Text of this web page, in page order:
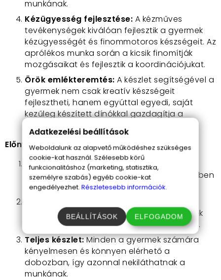
munkának.
Kézügyesség fejlesztése: A kézműves
tevékenységek kiválóan fejlesztik a gyermek
kézügyességét és finommotoros készségeit. Az
aprólékos munka során a kicsik finomítják
mozgásaikat és fejlesztik a koordinációjukat.
Örök emlékteremtés: A készlet segítségével a
gyermek nem csak kreatív készségeit
fejlesztheti, hanem egyúttal egyedi, saját
kezűleg készített dínókkal gazdagítja a
játékgyűjteményét.
Előnyök:
Kreatív szórakozás:A gyermek órákon
keresztül élvezheti a kreatív alkotást, miközben
saját őslány világát hozza létre.
tevékenységek kiválóan fejlesztik a gyermek
finommotoros képességeit és kreativitását.
Teljes készlet:Minden a gyermek számára
kényelmesen és könnyen elérhető a
dobozban, így azonnal nekiláthatnak a
munkának.
Adatkezelési beállítások
Weboldalunk az alapvető működéshez szükséges
cookie-kat használ. Szélesebb körű
funkcionalitáshoz (marketing, statisztika,
személyre szabás) egyéb cookie-kat
engedélyezhet. Részletesebb információk.
BEÁLLÍTÁSOK ELFOGADOM